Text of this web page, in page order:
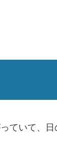
ていて、